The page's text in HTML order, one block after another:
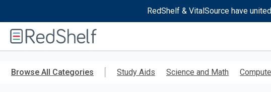
RedShelf & VitalSource have
RedShelf
Browse All Categories Study Aids Science and Math